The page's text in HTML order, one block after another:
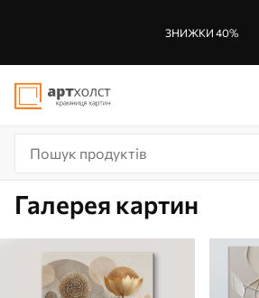
ЗНИЖКИ 40%
Галерея картин